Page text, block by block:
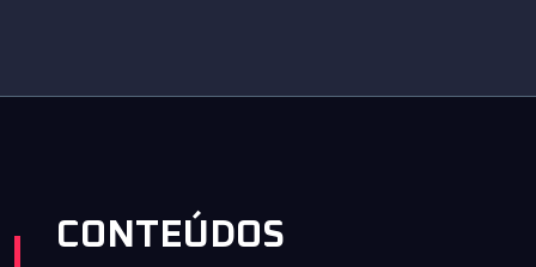
CONTEÚDOS